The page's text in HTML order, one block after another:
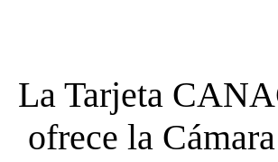
La Tarjeta
ofrece la